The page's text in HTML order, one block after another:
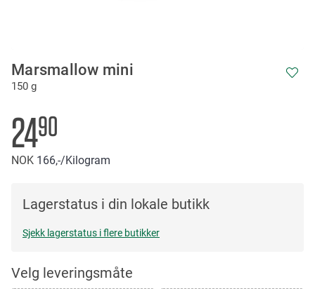
Marsmallow mini
150 g
2490
NOK 166,-/Kilogram
Lagerstatus i din lokale butikk
Sjekk lagerstatus i flere butikker
Velg leveringsmåte
to
the
of
the
images
gallery